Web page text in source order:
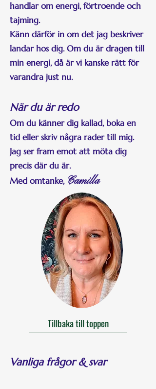
handlar om energi, förtroende och
tajming.
Känn därför in om det jag beskriver
landar hos dig. Om du är dragen till
min energi, då är vi kanske rätt för
varandra just nu.
När du är redo
Om du känner dig kallad, boka en
tid eller skriv några rader till mig.
Jag ser fram emot att möta dig
precis där du är.
Med omtanke, Camilla
Tillbaka till toppen
Vanliga frågor & svar